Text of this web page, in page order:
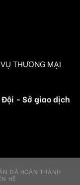
THƯƠNG MẠI
Đội - Sở giao dịch
ĐÃ HOÀN THÀNH
HỆ